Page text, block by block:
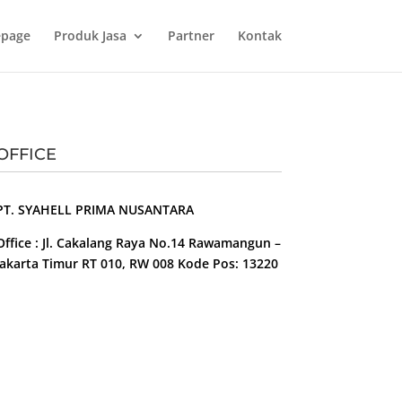
Produk Jasa Partner Kontak
SYAHELL PRIMA NUSANTARA
: Jl. Cakalang Raya No.14 Rawamangun –
Timur RT 010, RW 008 Kode Pos: 13220